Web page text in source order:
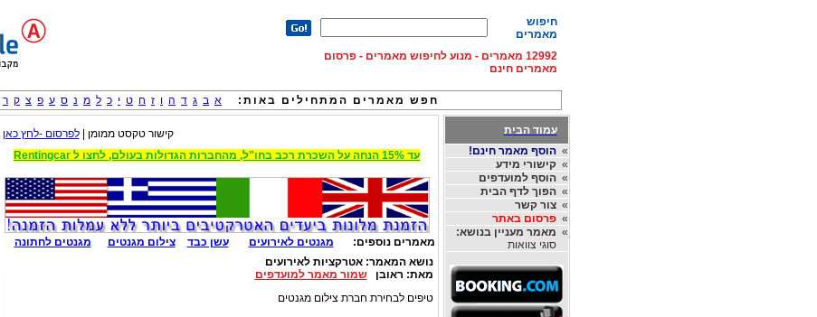
חיפוש
מאמרים
12992 מאמרים - מנוע לחיפוש מאמרים - פרסום
מאמרים חינם
חפש מאמרים המתחילים באות: א ב ג ד ה ו ז ח ט י כ ל מ נ ס ע פ צ ק ר
עמוד הבית
»הוסף מאמר חינם!
»קישורי מידע
»הוסף למועדפים
»הפוך לדף הבית
»צור קשר
»פרסום באתר
» מאמר מעניין בנושא:
סוגי צוואות
קישור טקסט ממומן |לפרסום -לחץ כאן
עד 15% הנחה על השכרת רכב בחו"ל, מהחברות הגדולות בעולם, לחצו ל Rentingcar
מאמרים נוספים: מגנטים לאירועים עשן כבד צילום מגנטים
מגנטים לחתונה
נושא המאמר:אטרקציות לאירועים
מאת: ראובןשמור מאמר למועדפים
טיפים לבחירת חברת צילום מגנטים